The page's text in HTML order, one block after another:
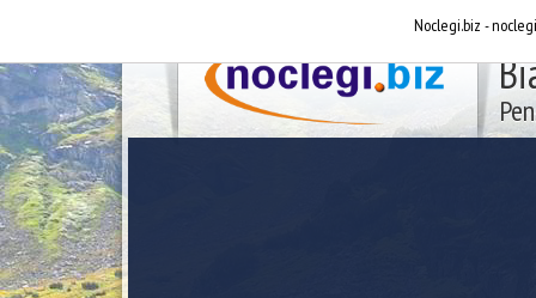
Noclegi.biz -